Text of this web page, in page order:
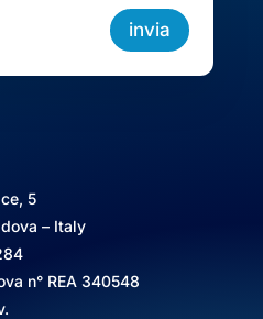
invia
5
– Italy
n° REA 340548